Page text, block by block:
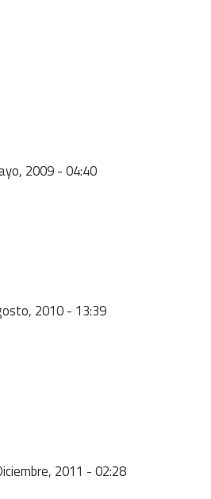
2009 - 04:40
2010 - 13:39
2011 - 02:28